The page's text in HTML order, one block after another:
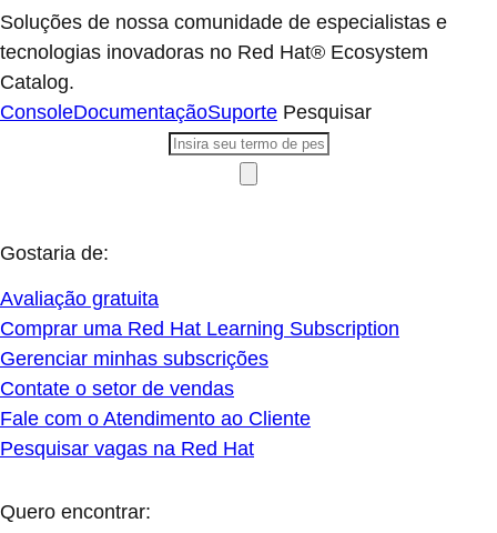
Soluções de nossa comunidade de especialistas e
tecnologias inovadoras no Red Hat® Ecosystem
Catalog.
ConsoleDocumentaçãoSuporte Pesquisar
Gostaria de:
Avaliação gratuita
Comprar uma Red Hat Learning Subscription
Gerenciar minhas subscrições
Contate o setor de vendas
Fale com o Atendimento ao Cliente
Pesquisar vagas na Red Hat
Quero encontrar: